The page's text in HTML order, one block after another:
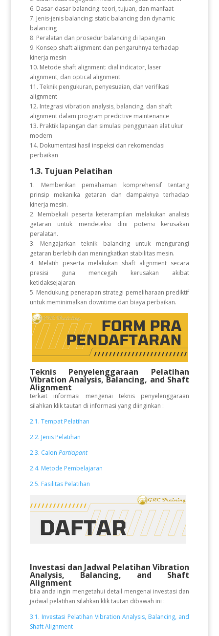
6. Dasar-dasar balancing: teori, tujuan, dan manfaat
7. Jenis-jenis balancing: static balancing dan dynamic
balancing
8. Peralatan dan prosedur balancing di lapangan
9. Konsep shaft alignment dan pengaruhnya terhadap
kinerja mesin
10. Metode shaft alignment: dial indicator, laser
alignment, dan optical alignment
11. Teknik pengukuran, penyesuaian, dan verifikasi
alignment
12. Integrasi vibration analysis, balancing, dan shaft
alignment dalam program predictive maintenance
13. Praktik lapangan dan simulasi penggunaan alat ukur
modern
14. Dokumentasi hasil inspeksi dan rekomendasi
perbaikan
1.3. Tujuan Pelatihan
1. Memberikan pemahaman komprehensif tentang
prinsip mekanika getaran dan dampaknya terhadap
kinerja mesin.
2. Membekali peserta keterampilan melakukan analisis
getaran untuk mendeteksi dini potensi kerusakan
peralatan.
3. Mengajarkan teknik balancing untuk mengurangi
getaran berlebih dan meningkatkan stabilitas mesin.
4. Melatih peserta melakukan shaft alignment secara
presisi guna mencegah kerusakan akibat
ketidaksejajaran.
5. Mendukung penerapan strategi pemeliharaan prediktif
untuk meminimalkan downtime dan biaya perbaikan.
Teknis Penyelenggaraan Pelatihan
Vibration Analysis, Balancing, and Shaft
Alignment
terkait informasi mengenai teknis penyelenggaraan
silahkan klik tautan di informasi yang diinginkan :
2.1. Tempat Pelatihan
2.2. Jenis Pelatihan
2.3. Calon Participant
2.4. Metode Pembelajaran
2.5. Fasilitas Pelatihan
Investasi dan Jadwal Pelatihan Vibration
Analysis, Balancing, and Shaft
Alignment
bila anda ingin mengetahui detail mengenai investasi dan
jadwal pelatihan silahkan klik tautan dibawah ini :
3.1. Investasi Pelatihan Vibration Analysis, Balancing, and
Shaft Alignment